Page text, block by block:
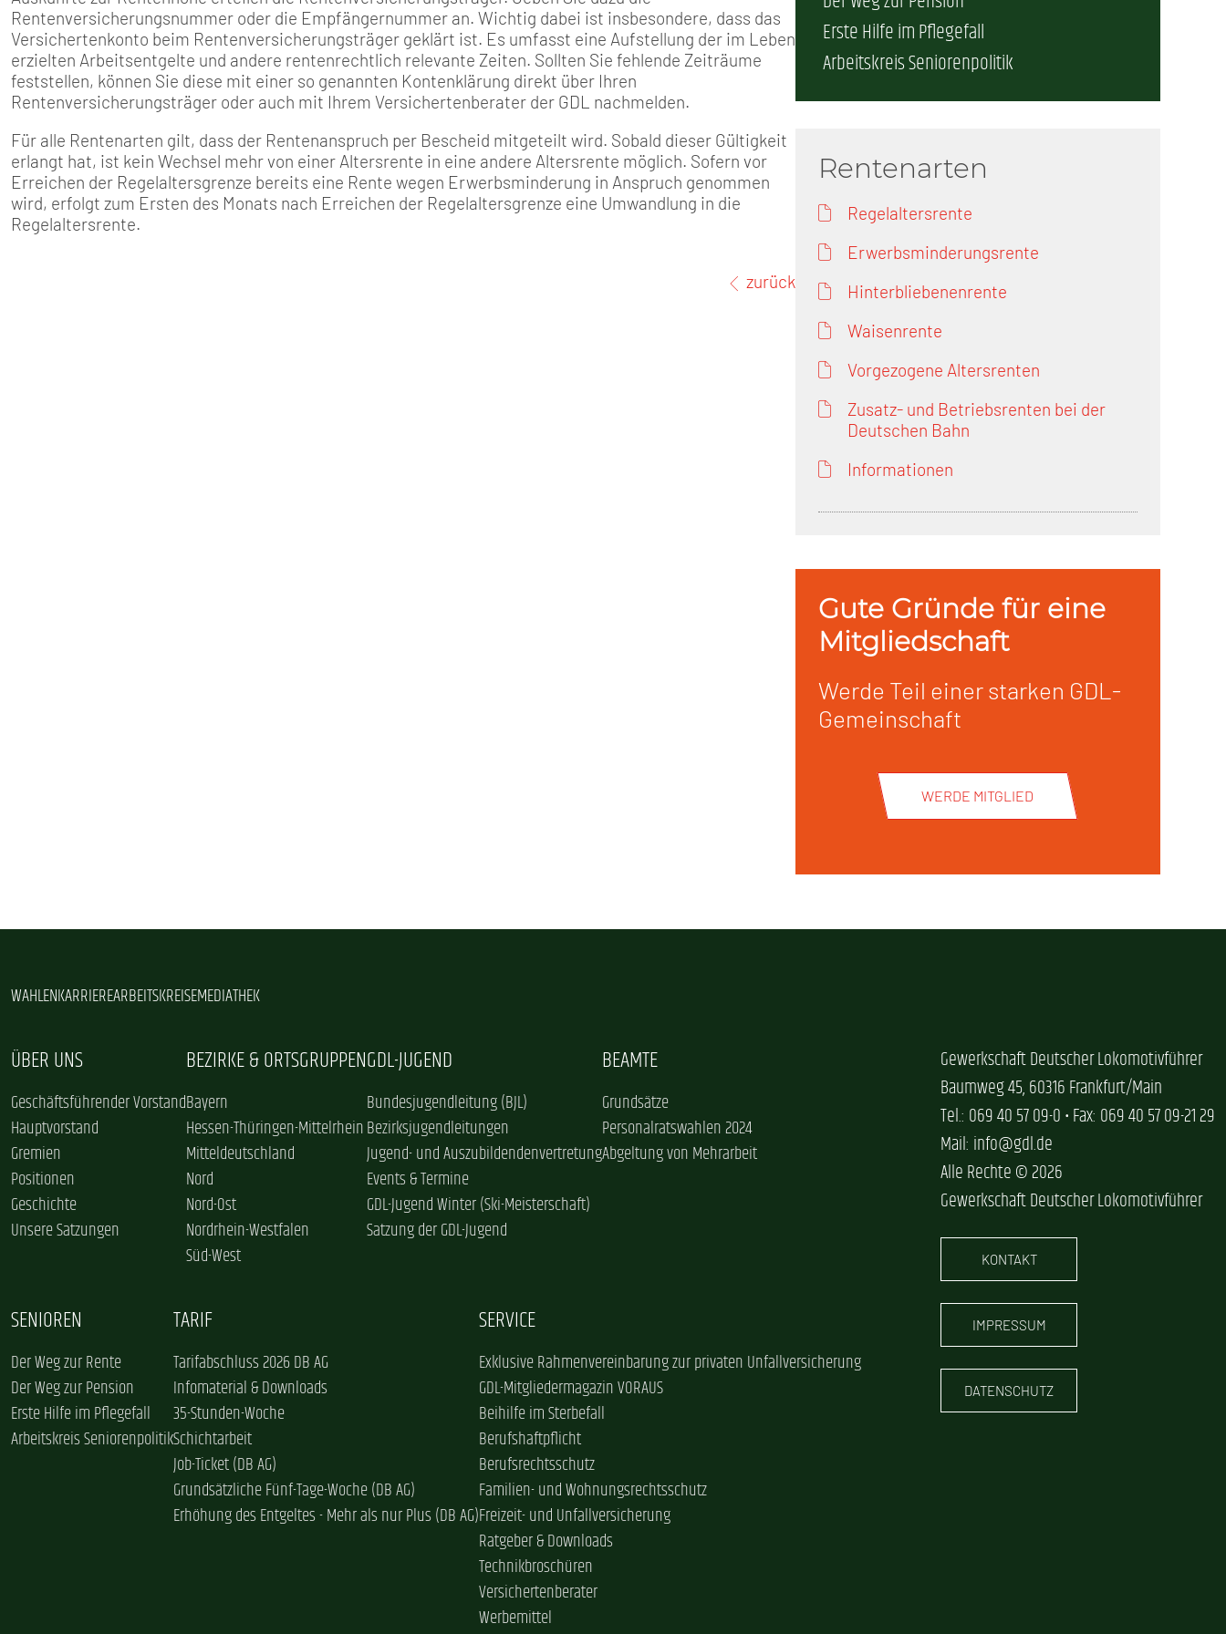
Positionen
Geschichte
Unsere Satzungen
Nord
Nord-Ost
Nordrhein-Westfalen
Süd-West
Events & Termine
GDL-Jugend Winter (Ski-Meisterschaft)
Satzung der GDL-Jugend
Arbeitskreis Seniorenpolitik
TARIF
Schichtarbeit
Job-Ticket (DB AG)
Grundsätzliche Fünf-Tage-Woche (DB AG)
Erhöhung des Entgeltes - Mehr als nur Plus (DB AG)
SERVICE
Berufshaftpflicht
Berufsrechtsschutz
Familien- und Wohnungsrechtsschutz
Freizeit- und Unfallversicherung
Ratgeber & Downloads
Technikbroschüren
MITGLIEDSCHAFT
Mitgliedsbeiträge
PRESSE
Rentenversicherungsnummer oder die Empfängernummer an. Wichtig dabei ist insbesondere, dass das
Versichertenkonto beim Rentenversicherungsträger geklärt ist. Es umfasst eine Aufstellung der im Leben
erzielten Arbeitsentgelte und andere rentenrechtlich relevante Zeiten. Sollten Sie fehlende Zeiträume
feststellen, können Sie diese mit einer so genannten Kontenklärung direkt über Ihren
Rentenversicherungsträger oder auch mit Ihrem Versichertenberater der GDL nachmelden.
Für alle Rentenarten gilt, dass der Rentenanspruch per Bescheid mitgeteilt wird. Sobald dieser Gültigkeit
erlangt hat, ist kein Wechsel mehr von einer Altersrente in eine andere Altersrente möglich. Sofern vor
Erreichen der Regelaltersgrenze bereits eine Rente wegen Erwerbsminderung in Anspruch genommen
wird, erfolgt zum Ersten des Monats nach Erreichen der Regelaltersgrenze eine Umwandlung in die
Regelaltersrente.
zurück
Erste Hilfe im Pflegefall
Arbeitskreis Seniorenpolitik
Rentenarten
Regelaltersrente
Erwerbsminderungsrente
Hinterbliebenenrente
Waisenrente
Vorgezogene Altersrenten
Zusatz- und Betriebsrenten bei der
Deutschen Bahn
Informationen
Gute Gründe für eine
Mitgliedschaft
Werde Teil einer starken GDL-
Gemeinschaft
WERDE MITGLIED
WAHLENKARRIEREARBEITSKREISEMEDIATHEK
ÜBER UNS
Geschäftsführender Vorstand
Hauptvorstand
Gremien
Positionen
Geschichte
Unsere Satzungen
BEZIRKE & ORTSGRUPPEN
Bayern
Hessen-Thüringen-Mittelrhein
Mitteldeutschland
Nord
Nord-Ost
Nordrhein-Westfalen
Süd-West
GDL-JUGEND
Bundesjugendleitung (BJL)
Bezirksjugendleitungen
Jugend- und Auszubildendenvertretung
Events & Termine
GDL-Jugend Winter (Ski-Meisterschaft)
Satzung der GDL-Jugend
BEAMTE
Grundsätze
Personalratswahlen 2024
Abgeltung von Mehrarbeit
SENIOREN
Der Weg zur Rente
Der Weg zur Pension
Erste Hilfe im Pflegefall
Arbeitskreis Seniorenpolitik
TARIF
Tarifabschluss 2026 DB AG
Infomaterial & Downloads
35-Stunden-Woche
Schichtarbeit
Job-Ticket (DB AG)
Grundsätzliche Fünf-Tage-Woche (DB AG)
Erhöhung des Entgeltes - Mehr als nur Plus (DB AG)
SERVICE
Exklusive Rahmenvereinbarung zur privaten Unfallversicherung
GDL-Mitgliedermagazin VORAUS
Beihilfe im Sterbefall
Berufshaftpflicht
Berufsrechtsschutz
Familien- und Wohnungsrechtsschutz
Freizeit- und Unfallversicherung
Ratgeber & Downloads
Technikbroschüren
Versichertenberater
Werbemittel
Gewerkschaft Deutscher Lokomotivführer
Baumweg 45, 60316 Frankfurt/Main
Tel.: 069 40 57 09-0 • Fax: 069 40 57 09-21 29
Mail: info@gdl.de
Alle Rechte © 2026
Gewerkschaft Deutscher Lokomotivführer
KONTAKT
IMPRESSUM
DATENSCHUTZ